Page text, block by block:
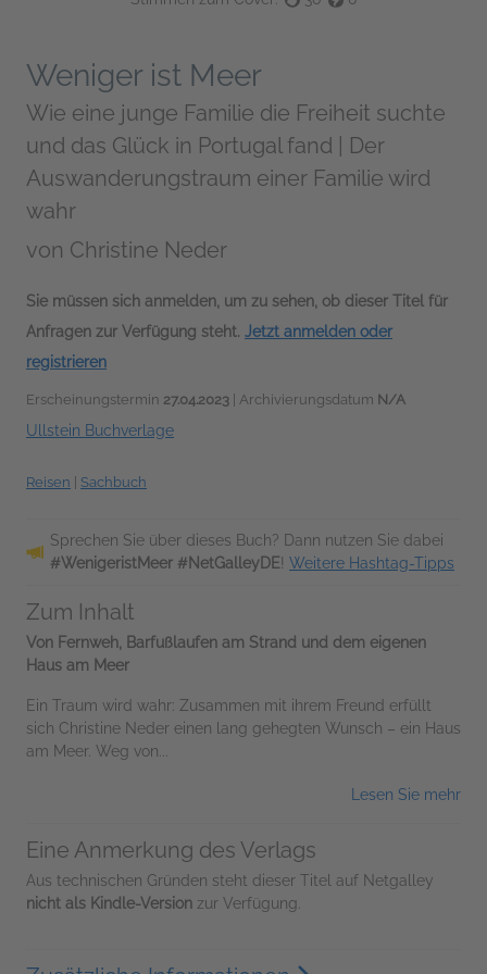
Weniger ist Meer
Wie eine junge Familie die Freiheit suchte
und das Glück in Portugal fand | Der
Auswanderungstraum einer Familie wird
wahr
von Christine Neder
Sie müssen sich anmelden, um zu sehen, ob dieser Titel für
Anfragen zur Verfügung steht. Jetzt anmelden oder
registrieren
Erscheinungstermin 27.04.2023 | Archivierungsdatum N/A
Ullstein Buchverlage
Reisen Sachbuch
Sprechen Sie über dieses Buch? Dann nutzen Sie dabei
#WenigeristMeer #NetGalleyDE! Weitere Hashtag-Tipps
Zum Inhalt
Von Fernweh, Barfußlaufen am Strand und dem eigenen
Haus am Meer
Ein Traum wird wahr: Zusammen mit ihrem Freund erfüllt
sich Christine Neder einen lang gehegten Wunsch – ein Haus
am Meer. Weg von...
Lesen Sie mehr
Eine Anmerkung des Verlags
Aus technischen Gründen steht dieser Titel auf Netgalley
nicht als Kindle-Version zur Verfügung.